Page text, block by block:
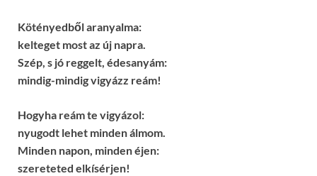
Kötényedből aranyalma:
kelteget most az új napra.
Szép, s jó reggelt, édesanyám:
mindig-mindig vigyázz reám!
Hogyha reám te vigyázol:
nyugodt lehet minden álmom.
Minden napon, minden éjen:
szereteted elkísérjen!